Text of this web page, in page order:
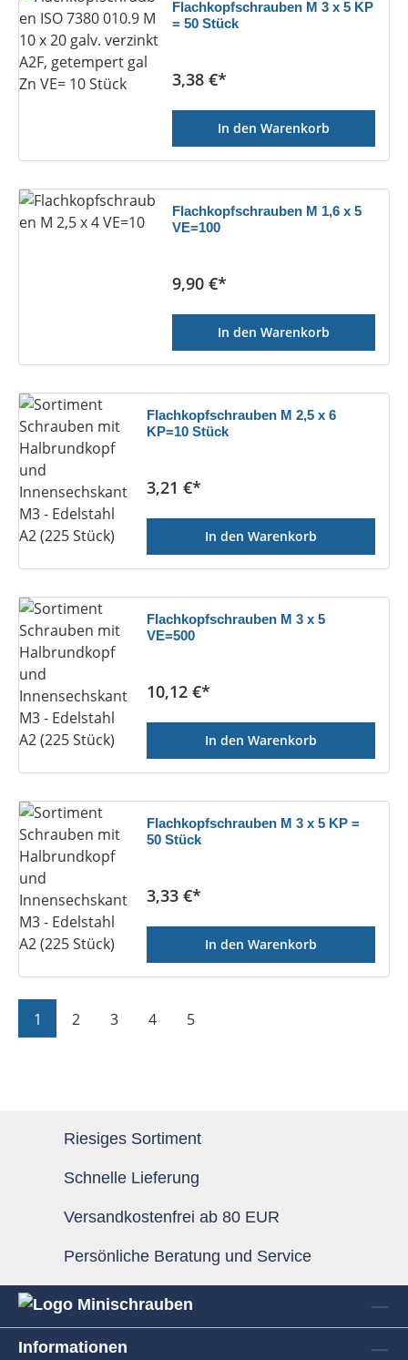
Flachkopfschrauben M 3 x 5 KP
= 50 Stück
Regulärer Preis:
3,38 €*
In den Warenkorb
Flachkopfschrauben M 1,6 x 5
VE=100
Regulärer Preis:
9,90 €*
In den Warenkorb
Flachkopfschrauben M 2,5 x 6
KP=10 Stück
Regulärer Preis:
3,21 €*
In den Warenkorb
Flachkopfschrauben M 3 x 5
VE=500
Regulärer Preis:
10,12 €*
In den Warenkorb
Flachkopfschrauben M 3 x 5 KP =
50 Stück
Regulärer Preis:
3,33 €*
In den Warenkorb
Seite
1 Seite
2 Seite
3 Seite
4 Seite
5
Riesiges Sortiment
Schnelle Lieferung
Versandkostenfrei ab 80 EUR
Persönliche Beratung und Service
Informationen